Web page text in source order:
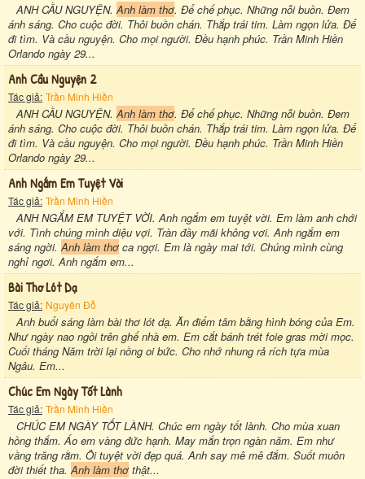
ANH CẦU NGUYỆN. Anh làm thơ. Để chế phục. Những nỗi buồn. Đem
ánh sáng. Cho cuộc đời. Thôi buồn chán. Thắp trái tim. Làm ngọn lửa. Để
đi tìm. Và cầu nguyện. Cho mọi người. Đều hạnh phúc. Trần Minh Hiền
Orlando ngày 29...
Anh Cầu Nguyện 2
Tác giả: Trần Minh Hiền
ANH CẦU NGUYỆN. Anh làm thơ. Để chế phục. Những nỗi buồn. Đem
ánh sáng. Cho cuộc đời. Thôi buồn chán. Thắp trái tim. Làm ngọn lửa. Để
đi tìm. Và cầu nguyện. Cho mọi người. Đều hạnh phúc. Trần Minh Hiền
Orlando ngày 29...
Anh Ngắm Em Tuyệt Vời
Tác giả: Trần Minh Hiền
ANH NGẮM EM TUYỆT VỜI. Anh ngắm em tuyệt vời. Em làm anh chới
với. Tình chúng mình diệu vợi. Tràn đầy mãi không vơi. Anh ngắm em
sáng ngời. Anh làm thơ ca ngợi. Em là ngày mai tới. Chúng mình cùng
nghỉ ngơi. Anh ngắm em...
Bài Thơ Lót Dạ
Tác giả: Nguyên Đỗ
Anh buổi sáng làm bài thơ lót dạ. Ăn điểm tâm bằng hình bóng của Em.
Như ngày nao ngồi trên ghế nhà em. Em cắt bánh trét foie gras mời mọc.
Cuối tháng Năm trời lại nồng oi bức. Cho nhớ nhung rả rích tựa mùa
Ngâu. Em...
Chúc Em Ngày Tốt Lành
Tác giả: Trần Minh Hiền
CHÚC EM NGÀY TỐT LÀNH. Chúc em ngày tốt lành. Cho mùa xuan
hồng thắm. Áo em vàng đức hạnh. May mắn trọn ngàn năm. Em như
vầng trăng rằm. Ôi tuyệt vời đẹp quá. Anh say mê mê đắm. Suốt muôn
đời thiết tha. Anh làm thơ thật...